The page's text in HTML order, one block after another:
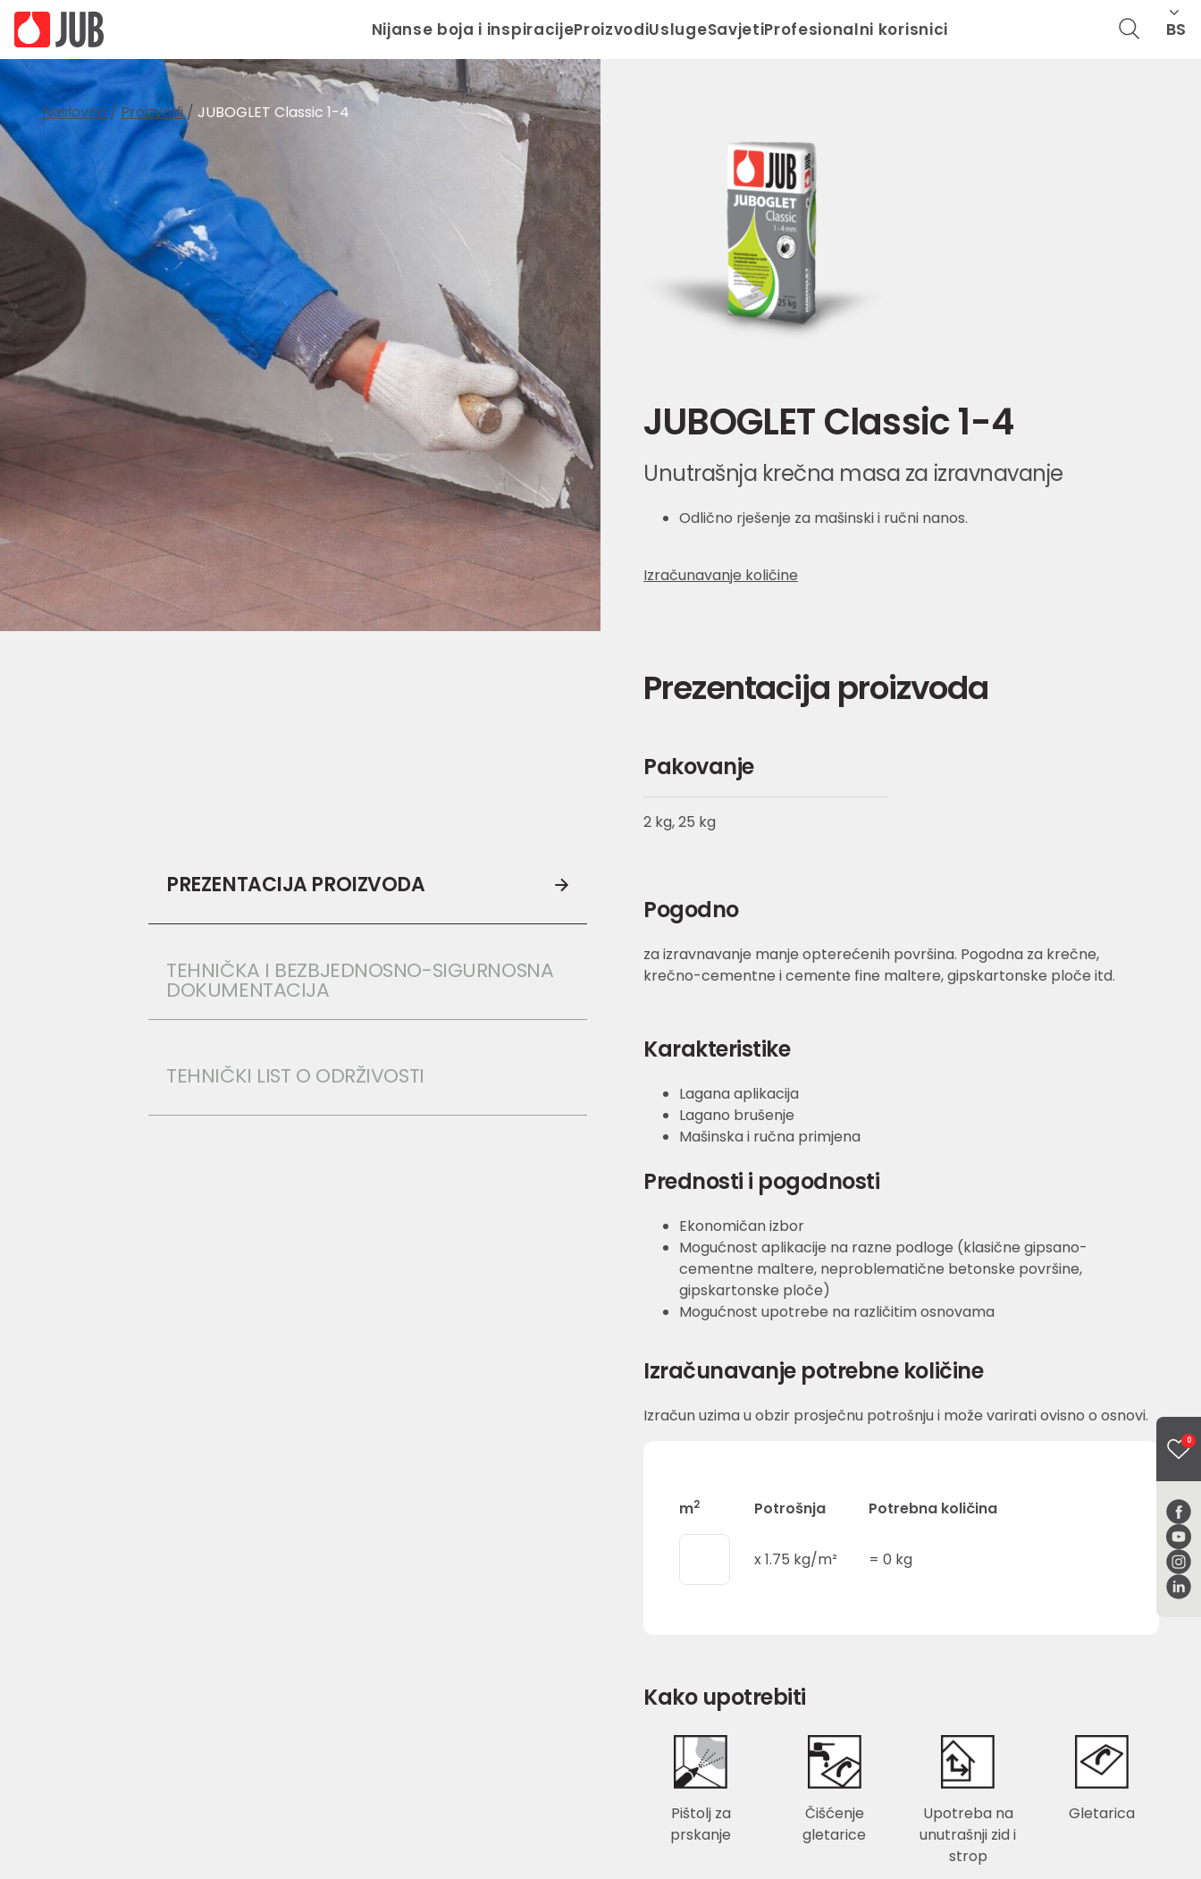
Nijanse boja i inspiracijeProizvodiUslugeSavjetiProfesionalni korisnici BS
0
Naslovna / Proizvodi/ JUBOGLET Classic 1-4
PREZENTACIJA PROIZVODA
TEHNIČKA I BEZBJEDNOSNO-SIGURNOSNA
DOKUMENTACIJA
TEHNIČKI LIST O ODRŽIVOSTI
JUBOGLET Classic 1-4
Unutrašnja krečna masa za izravnavanje
Odlično rješenje za mašinski i ručni nanos.
Izračunavanje količine
Prezentacija proizvoda
Pakovanje
2 kg, 25 kg
Pogodno
za izravnavanje manje opterećenih površina. Pogodna za krečne,
krečno-cementne i cemente fine maltere, gipskartonske ploče itd.
Karakteristike
Lagana aplikacija
Lagano brušenje
Mašinska i ručna primjena
Prednosti i pogodnosti
Ekonomičan izbor
Mogućnost aplikacije na razne podloge (klasične gipsano-
cementne maltere, neproblematične betonske površine,
gipskartonske ploče)
Mogućnost upotrebe na različitim osnovama
Izračunavanje potrebne količine
Izračun uzima u obzir prosječnu potrošnju i može varirati ovisno o osnovi.
m2 Potrošnja Potrebna količina
x1.75 kg/m² =0 kg
Kako upotrebiti
Pištolj za
prskanje
Čišćenje
gletarice
Upotreba na
unutrašnji zid i
strop
Gletarica